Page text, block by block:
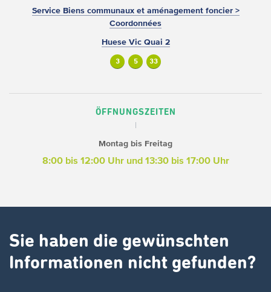
Service Biens communaux et aménagement foncier >
Coordonnées
Huese Vic Quai 2
3 5 33
ÖFFNUNGSZEITEN
Montag bis Freitag
8:00 bis 12:00 Uhr und 13:30 bis 17:00 Uhr
Sie haben die gewünschten
Informationen nicht gefunden?